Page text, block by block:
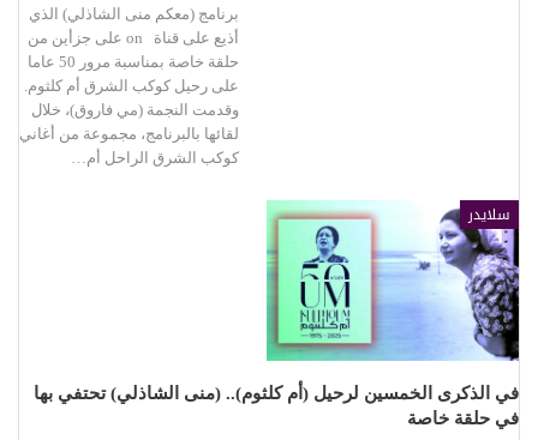
برنامج (معكم منى الشاذلي) الذي
أذيع على قناة on على جزأين من
حلقة خاصة بمناسبة مرور 50 عاما
على رحيل كوكب الشرق أم كلثوم.
وقدمت النجمة (مي فاروق)، خلال
لقائها بالبرنامج، مجموعة من أغاني
كوكب الشرق الراحل أم…
سلايدر
في الذكرى الخمسين لرحيل (أم كلثوم).. (منى الشاذلي) تحتفي بها
في حلقة خاصة